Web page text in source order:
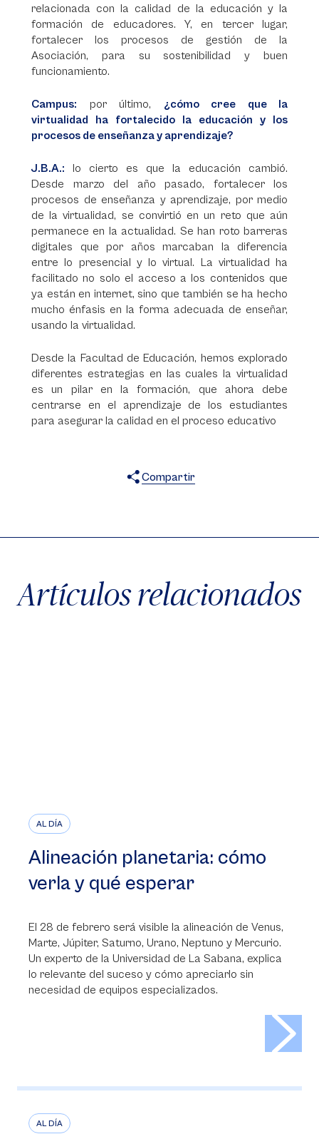
relacionada con la calidad de la educación y la
formación de educadores. Y, en tercer lugar,
fortalecer los procesos de gestión de la
Asociación, para su sostenibilidad y buen
funcionamiento.
Campus: por último, ¿cómo cree que la
virtualidad ha fortalecido la educación y los
procesos de enseñanza y aprendizaje?
J.B.A.: lo cierto es que la educación cambió.
Desde marzo del año pasado, fortalecer los
procesos de enseñanza y aprendizaje, por medio
de la virtualidad, se convirtió en un reto que aún
permanece en la actualidad. Se han roto barreras
digitales que por años marcaban la diferencia
entre lo presencial y lo virtual. La virtualidad ha
facilitado no solo el acceso a los contenidos que
ya están en internet, sino que también se ha hecho
mucho énfasis en la forma adecuada de enseñar,
usando la virtualidad.
Desde la Facultad de Educación, hemos explorado
diferentes estrategias en las cuales la virtualidad
es un pilar en la formación, que ahora debe
centrarse en el aprendizaje de los estudiantes
para asegurar la calidad en el proceso educativo
Compartir
Artículos relacionados
AL DÍA
Alineación planetaria: cómo
verla y qué esperar
El 28 de febrero será visible la alineación de Venus,
Marte, Júpiter, Saturno, Urano, Neptuno y Mercurio.
Un experto de la Universidad de La Sabana, explica
lo relevante del suceso y cómo apreciarlo sin
necesidad de equipos especializados.
AL DÍA